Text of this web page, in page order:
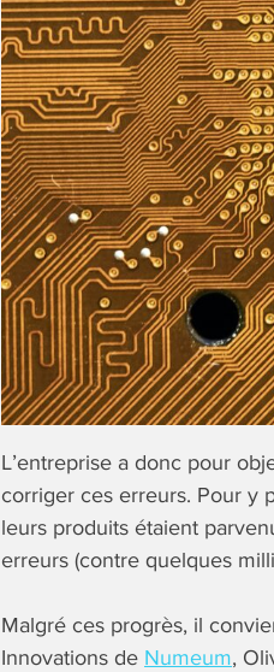
L’entreprise a donc pour
corriger ces erreurs. Pour y
leurs produits étaient
erreurs (contre quelques
Malgré ces progrès, il
Innovations de Numeum,